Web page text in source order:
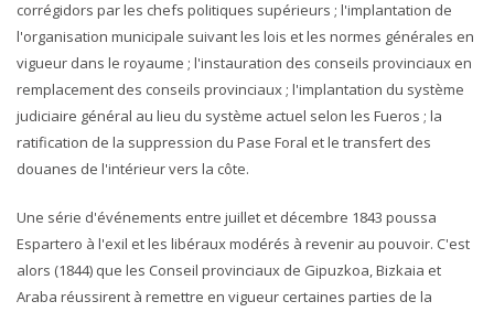
corrégidors par les chefs politiques supérieurs ; l'implantation de
l'organisation municipale suivant les lois et les normes générales en
vigueur dans le royaume ; l'instauration des conseils provinciaux en
remplacement des conseils provinciaux ; l'implantation du système
judiciaire général au lieu du système actuel selon les Fueros ; la
ratification de la suppression du Pase Foral et le transfert des
douanes de l'intérieur vers la côte.
Une série d'événements entre juillet et décembre 1843 poussa
Espartero à l'exil et les libéraux modérés à revenir au pouvoir. C'est
alors (1844) que les Conseil provinciaux de Gipuzkoa, Bizkaia et
Araba réussirent à remettre en vigueur certaines parties de la